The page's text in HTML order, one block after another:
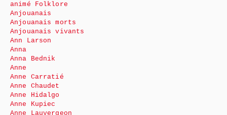
animé Folklore
Anjouanais
Anjouanais morts
Anjouanais vivants
Ann Larson
Anna
Anna Bednik
Anne
Anne Carratié
Anne Chaudet
Anne Hidalgo
Anne Kupiec
Anne Lauvergeon